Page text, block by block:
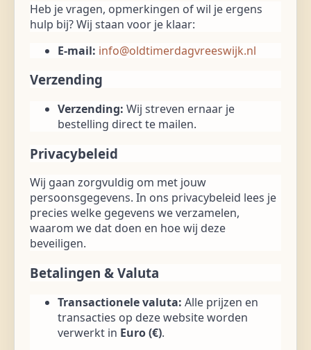
Heb je vragen, opmerkingen of wil je ergens
hulp bij? Wij staan voor je klaar:
E-mail: info@oldtimerdagvreeswijk.nl
Verzending
Verzending: Wij streven ernaar je
bestelling direct te mailen.
Privacybeleid
Wij gaan zorgvuldig om met jouw
persoonsgegevens. In ons privacybeleid lees je
precies welke gegevens we verzamelen,
waarom we dat doen en hoe wij deze
beveiligen.
Betalingen & Valuta
Transactionele valuta: Alle prijzen en
transacties op deze website worden
verwerkt in Euro (€).